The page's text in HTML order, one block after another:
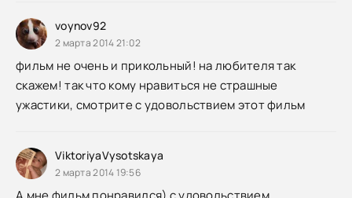
voynov92
2 марта 2014 21:02
фильм не очень и прикольный! на любителя так
скажем! так что кому нравиться не страшные
ужастики, смотрите с удовольствием этот фильм
ViktoriyaVysotskaya
2 марта 2014 19:56